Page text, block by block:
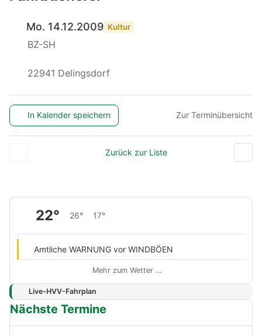
Mo. 14.12.2009 Kultur
BZ-SH
22941 Delingsdorf
In Kalender speichern Zur Terminübersicht
Zurück zur Liste
22° 26° 17°
Amtliche WARNUNG vor WINDBÖEN
Mehr zum Wetter …
Live-HVV-Fahrplan
Nächste Termine